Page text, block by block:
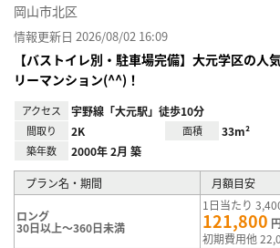
岡山市北区
情報更新日 2026/08/02 16:09
【バストイレ別・駐車場完備】大元学区の人
リーマンション(^^)！
アクセス 宇野線「大元駅」徒歩10分
間取り 2K 面積 33m²
築年数 2000年 2月 築
プラン名・期間 月額目安
ロング
30日以上～360日未満
1日当たり
121,800
初期費用他